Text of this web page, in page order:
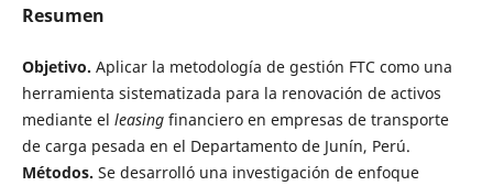
Resumen
Objetivo. Aplicar la metodología de gestión FTC como una
herramienta sistematizada para la renovación de activos
mediante el leasingfinanciero en empresas de transporte
de carga pesada en el Departamento de Junín, Perú.
Métodos. Se desarrolló una investigación de enfoque